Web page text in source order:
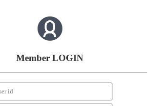
Member LOGIN